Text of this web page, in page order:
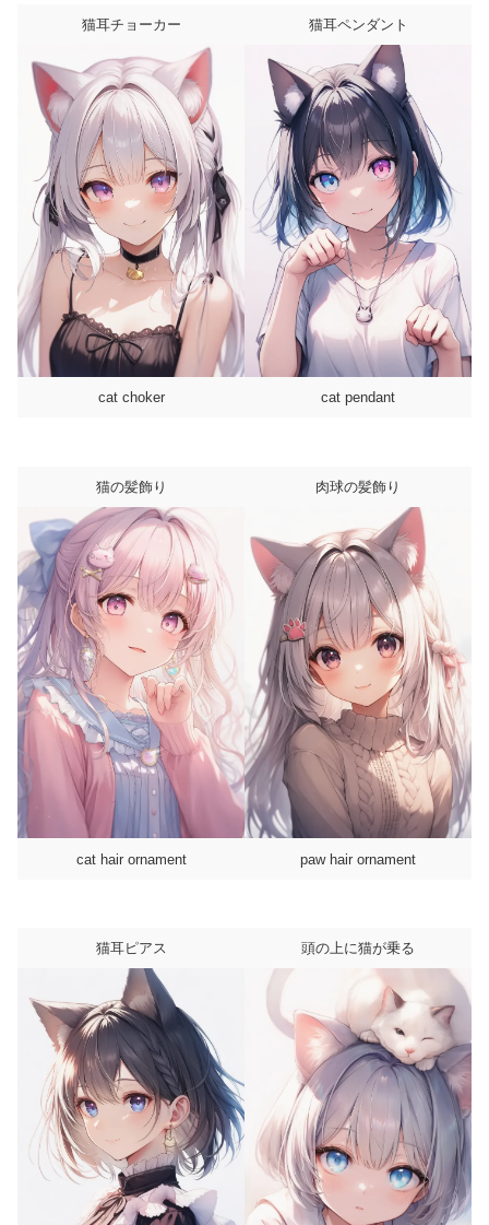
猫耳チョーカー
cat choker
猫耳ペンダント
cat pendant
猫の髪飾り
cat hair ornament
肉球の髪飾り
paw hair ornament
猫耳ピアス 頭の上に猫が乗る